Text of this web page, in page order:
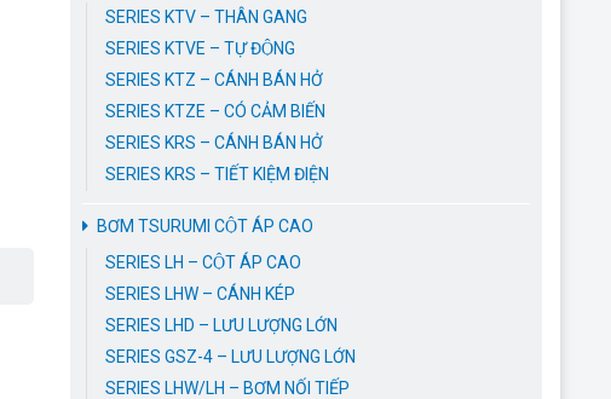
SERIES KTV – THÂN GANG
SERIES KTVE – TỰ ĐỘNG
SERIES KTZ – CÁNH BÁN HỞ
SERIES KTZE – CÓ CẢM BIẾN
SERIES KRS – CÁNH BÁN HỞ
SERIES KRS – TIẾT KIỆM ĐIỆN
BƠM TSURUMI CỘT ÁP CAO
SERIES LH – CỘT ÁP CAO
SERIES LHW – CÁNH KÉP
SERIES LHD – LƯU LƯỢNG LỚN
SERIES GSZ-4 – LƯU LƯỢNG LỚN
SERIES LHW/LH – BƠM NỐI TIẾP